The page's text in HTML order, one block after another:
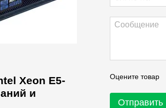
Xeon E5-
и
Оцените товар
Отправить